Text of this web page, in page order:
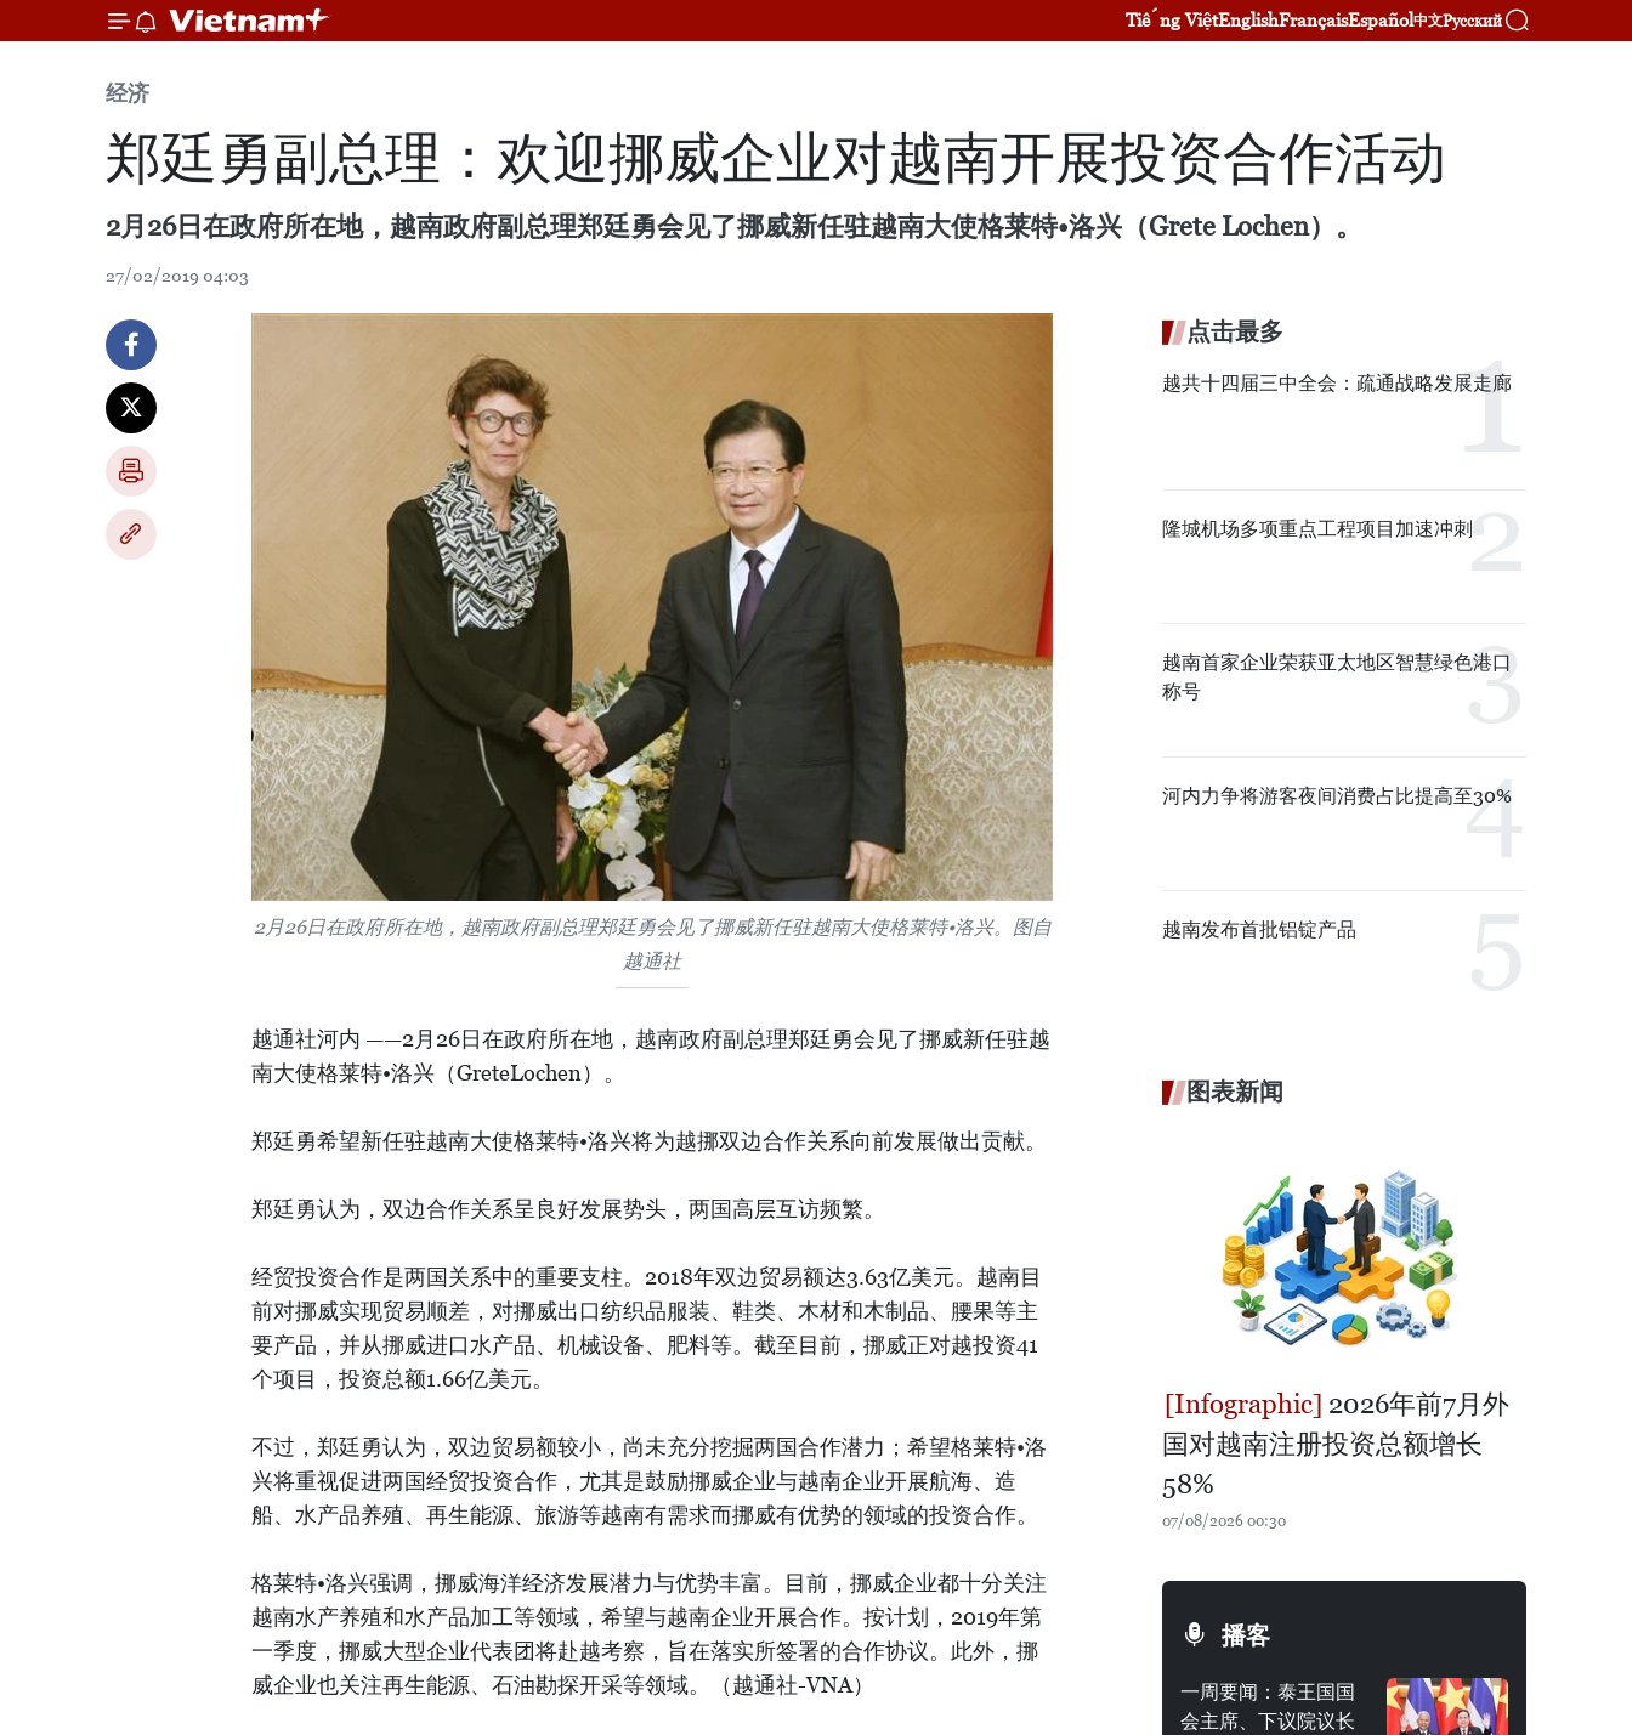
Tiếng ViệtEnglishFrançaisEspañol中文Русский
经济
郑廷勇副总理：欢迎挪威企业对越南开展投资合作活动
2月26日在政府所在地，越南政府副总理郑廷勇会见了挪威新任驻越南大使格莱特•洛兴（Grete Lochen）。
27/02/2019 04:03
2月26日在政府所在地，越南政府副总理郑廷勇会见了挪威新任驻越南大使格莱特•洛兴。图自
越通社
越通社河内 ——2月26日在政府所在地，越南政府副总理郑廷勇会见了挪威新任驻越
南大使格莱特•洛兴（GreteLochen）。
郑廷勇希望新任驻越南大使格莱特•洛兴将为越挪双边合作关系向前发展做出贡献。
郑廷勇认为，双边合作关系呈良好发展势头，两国高层互访频繁。
经贸投资合作是两国关系中的重要支柱。2018年双边贸易额达3.63亿美元。越南目
前对挪威实现贸易顺差，对挪威出口纺织品服装、鞋类、木材和木制品、腰果等主
要产品，并从挪威进口水产品、机械设备、肥料等。截至目前，挪威正对越投资41
个项目，投资总额1.66亿美元。
不过，郑廷勇认为，双边贸易额较小，尚未充分挖掘两国合作潜力；希望格莱特•洛
兴将重视促进两国经贸投资合作，尤其是鼓励挪威企业与越南企业开展航海、造
船、水产品养殖、再生能源、旅游等越南有需求而挪威有优势的领域的投资合作。
格莱特•洛兴强调，挪威海洋经济发展潜力与优势丰富。目前，挪威企业都十分关注
越南水产养殖和水产品加工等领域，希望与越南企业开展合作。按计划，2019年第
一季度，挪威大型企业代表团将赴越考察，旨在落实所签署的合作协议。此外，挪
威企业也关注再生能源、石油勘探开采等领域。（越通社-VNA）
点击最多
越共十四届三中全会：疏通战略发展走廊
隆城机场多项重点工程项目加速冲刺
越南首家企业荣获亚太地区智慧绿色港口
称号
河内力争将游客夜间消费占比提高至30%
越南发布首批铝锭产品
图表新闻
2026年前7月外
国对越南注册投资总额增长
58%
07/08/2026 00:30
播客
一周要闻：泰王国国
会主席、下议院议长